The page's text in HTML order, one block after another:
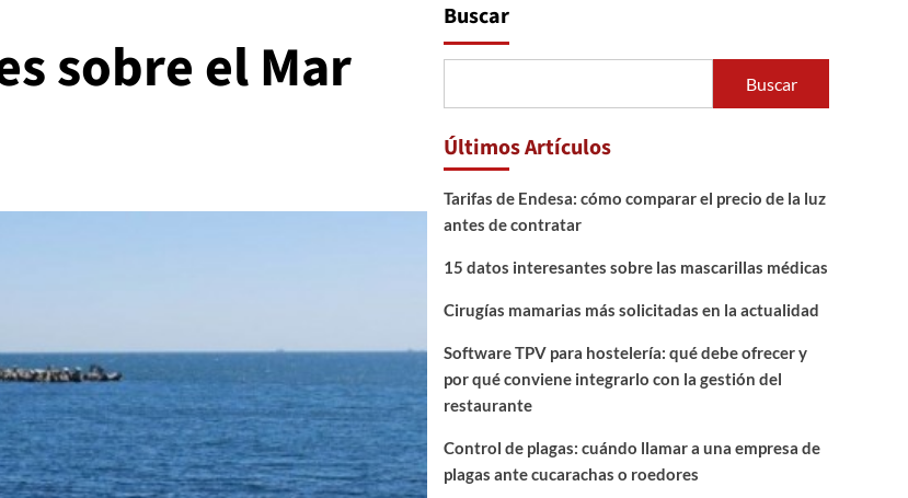
sobre el Mar
Buscar
Buscar
Últimos Artículos
Tarifas de Endesa: cómo comparar el precio de la luz
antes de contratar
15 datos interesantes sobre las mascarillas médicas
Cirugías mamarias más solicitadas en la actualidad
Software TPV para hostelería: qué debe ofrecer y
por qué conviene integrarlo con la gestión del
restaurante
Control de plagas: cuándo llamar a una empresa de
plagas ante cucarachas o roedores